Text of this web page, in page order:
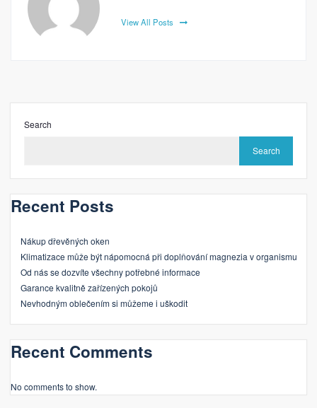
View All Posts
Search
Search
Recent Posts
Nákup dřevěných oken
Klimatizace může být nápomocná při doplňování magnezia v organismu
Od nás se dozvíte všechny potřebné informace
Garance kvalitně zařízených pokojů
Nevhodným oblečením si můžeme i uškodit
Recent Comments
No comments to show.